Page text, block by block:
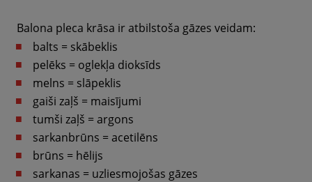
Balona pleca krāsa ir atbilstoša gāzes veidam:
balts = skābeklis
pelēks = oglekļa dioksīds
melns = slāpeklis
gaiši zaļš = maisījumi
tumši zaļš = argons
sarkanbrūns = acetilēns
brūns = hēlijs
sarkanas = uzliesmojošas gāzes